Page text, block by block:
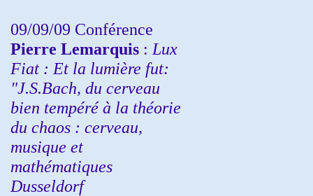
09/09/09 Conférence
Pierre Lemarquis : Lux
Fiat : Et la lumière fut:
"J.S.Bach, du cerveau
bien tempéré à la théorie
du chaos : cerveau,
musique et
mathématiques
Dusseldorf